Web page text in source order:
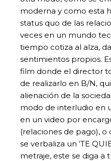
moderna y como esta
status quo de las
veces en un mundo
tiempo cotiza al alza,
sentimientos propios.
film donde el director
de realizarlo en B/N,
alienación de la
modo de interludio en
en un video por
(relaciones de pago), o
se verbaliza un ‘TE
metraje, este se diga a